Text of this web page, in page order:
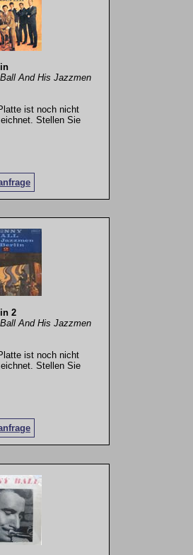
And His Jazzmen
ist noch nicht
Stellen Sie
2
And His Jazzmen
ist noch nicht
Stellen Sie